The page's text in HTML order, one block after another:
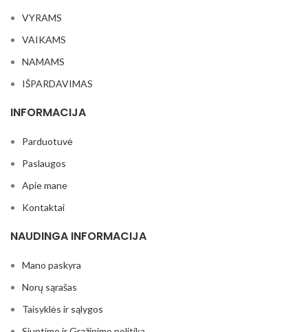
VYRAMS
VAIKAMS
NAMAMS
IŠPARDAVIMAS
INFORMACIJA
Parduotuvė
Paslaugos
Apie mane
Kontaktai
NAUDINGA INFORMACIJA
Mano paskyra
Norų sąrašas
Taisyklės ir sąlygos